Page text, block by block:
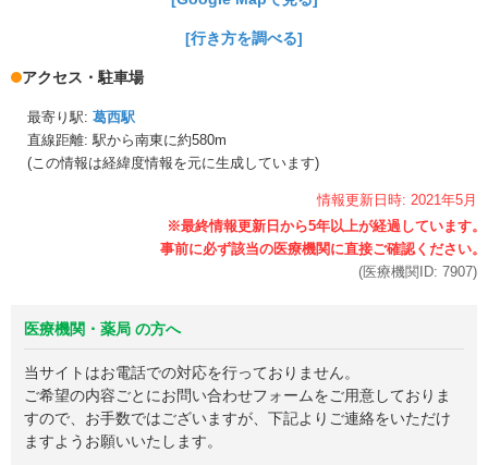
[行き方を調べる]
アクセス・駐車場
最寄り駅: 葛西駅
直線距離: 駅から南東に約580m
(この情報は経緯度情報を元に生成しています)
情報更新日時: 2021年5月
(医療機関ID: 7907)
医療機関・薬局 の方へ
当サイトはお電話での対応を行っておりません。
ご希望の内容ごとにお問い合わせフォームをご用意しておりま
すので、お手数ではございますが、下記よりご連絡をいただけ
ますようお願いいたします。